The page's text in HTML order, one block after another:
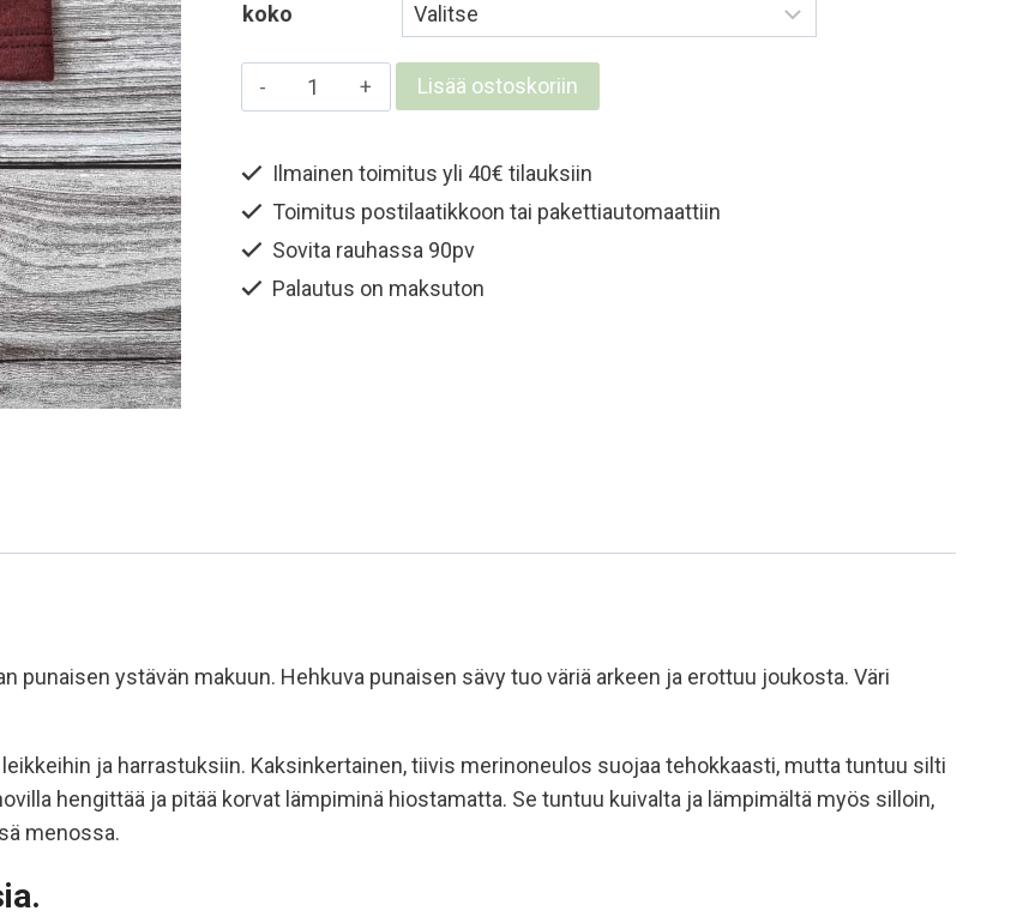
koko
Lasten
ja
merinovillapanta
-
Rubiininpunainen
määrä
Lisää ostoskoriin
Ilmainen toimitus yli 40€ tilauksiin
Toimitus postilaatikkoon tai pakettiautomaattiin
Sovita rauhassa 90pv
Palautus on maksuton
punaisen ystävän makuun. Hehkuva punaisen sävy tuo väriä arkeen ja erottuu joukosta. Väri
ja harrastuksiin. Kaksinkertainen, tiivis merinoneulos suojaa tehokkaasti, mutta tuntuu silti
hengittää ja pitää korvat lämpiminä hiostamatta. Se tuntuu kuivalta ja lämpimältä myös silloin,
menossa.